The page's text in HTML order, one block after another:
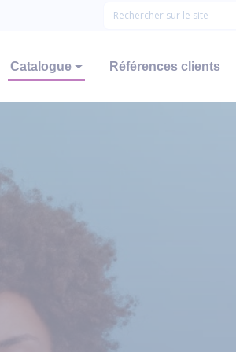
Catalogue Références clients